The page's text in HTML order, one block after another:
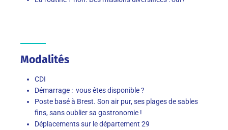
Modalités
CDI
Démarrage : vous êtes disponible ?
Poste basé à Brest. Son air pur, ses plages de sables
fins, sans oublier sa gastronomie !
Déplacements sur le département 29